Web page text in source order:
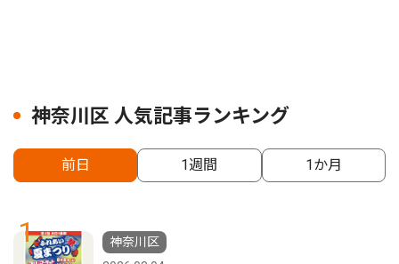
神奈川区 人気記事ランキング
前日 1週間 1か月
1
神奈川区